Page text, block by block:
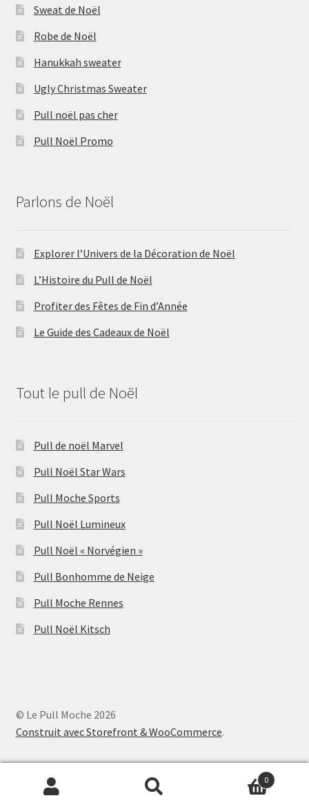
Sweat de Noël
Robe de Noël
Hanukkah sweater
Ugly Christmas Sweater
Pull noël pas cher
Pull Noël Promo
Parlons de Noël
Explorer l’Univers de la Décoration de Noël
L’Histoire du Pull de Noël
Profiter des Fêtes de Fin d’Année
Le Guide des Cadeaux de Noël
Tout le pull de Noël
Pull de noël Marvel
Pull Noël Star Wars
Pull Moche Sports
Pull Noël Lumineux
Pull Noël « Norvégien »
Pull Bonhomme de Neige
Pull Moche Rennes
Pull Noël Kitsch
© Le Pull Moche 2026
Construit avec Storefront & WooCommerce.
Recherche
Recherche
0